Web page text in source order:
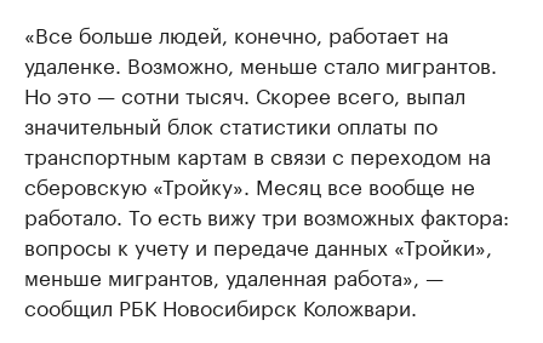
«Все больше людей, конечно, работает на
удаленке. Возможно, меньше стало мигрантов.
Но это — сотни тысяч. Скорее всего, выпал
значительный блок статистики оплаты по
транспортным картам в связи с переходом на
сберовскую «Тройку». Месяц все вообще не
работало. То есть вижу три возможных фактора:
вопросы к учету и передаче данных «Тройки»,
меньше мигрантов, удаленная работа», —
сообщил РБК Новосибирск Коложвари.